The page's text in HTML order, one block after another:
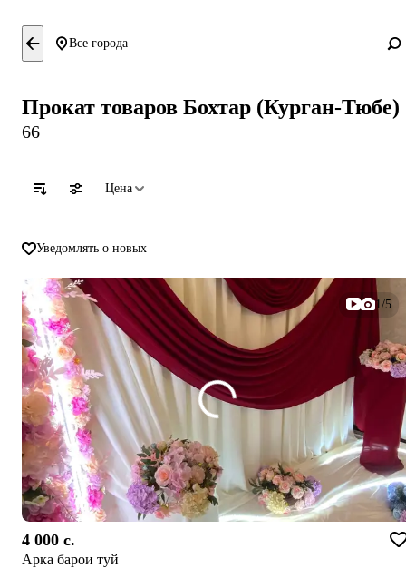
Все города
Прокат товаров Бохтар (Курган-Тюбе)
66
Цена
Уведомлять о новых
1/5
4 000 c.
Арка барои туй